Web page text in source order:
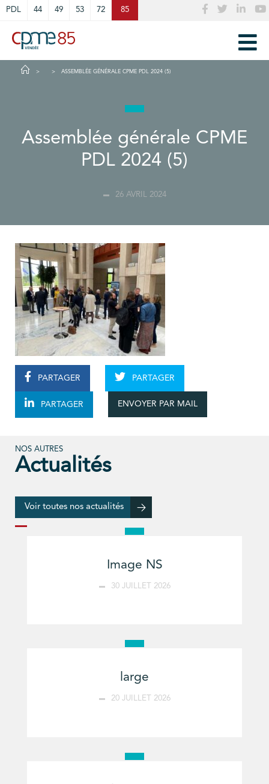
PDL 44 49 53 72 85
ASSEMBLÉE GÉNÉRALE CPME PDL 2024 (5)
Assemblée générale CPME
PDL 2024 (5)
26 AVRIL 2024
PARTAGER PARTAGER
PARTAGER ENVOYER PAR MAIL
NOS AUTRES
Actualités
Voir toutes nos actualités
Image NS
30 JUILLET 2026
large
20 JUILLET 2026
Cookies management panel